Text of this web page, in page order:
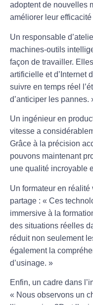
adoptent de nouvelles
améliorer leur
Un responsable
machines-outils
façon de travailler.
artificielle et d’ Internet
suivre en temps réel
d’anticiper les pannes.
Un ingénieur en
vitesse a
Grâce à la précision
pouvons maintenant
une qualité incroyable
Un formateur en réalité
partage : « Ces
immersive à la
des situations réelles
réduit non seulement
également la
d’usinage. »
Enfin, un cadre dans
« Nous observons un